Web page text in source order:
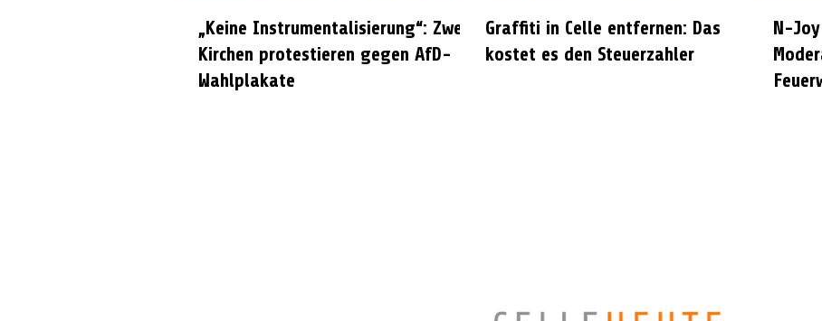
„Keine Instrumentalisierung“: Zwei
Kirchen protestieren gegen AfD-
Wahlplakate
Graffiti in Celle entfernen: Das
kostet es den Steuerzahler
N-